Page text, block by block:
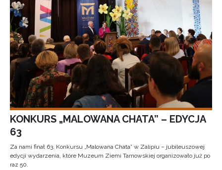
KONKURS „MALOWANA CHATA” – EDYCJA
63
Za nami finał 63. Konkursu „Malowana Chata” w Zalipiu – jubileuszowej
edycji wydarzenia, które Muzeum Ziemi Tarnowskiej organizowało już po
raz 50.